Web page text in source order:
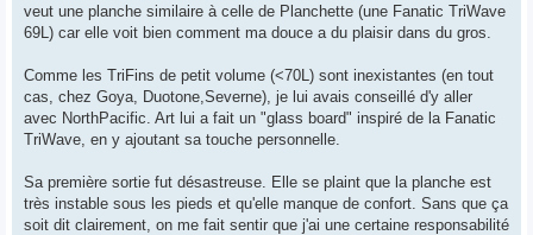
veut une planche similaire à celle de Planchette (une Fanatic TriWave
69L) car elle voit bien comment ma douce a du plaisir dans du gros.
Comme les TriFins de petit volume (<70L) sont inexistantes (en tout
cas, chez Goya, Duotone,Severne), je lui avais conseillé d'y aller
avec NorthPacific. Art lui a fait un "glass board" inspiré de la Fanatic
TriWave, en y ajoutant sa touche personnelle.
Sa première sortie fut désastreuse. Elle se plaint que la planche est
très instable sous les pieds et qu'elle manque de confort. Sans que ça
soit dit clairement, on me fait sentir que j'ai une certaine responsabilité